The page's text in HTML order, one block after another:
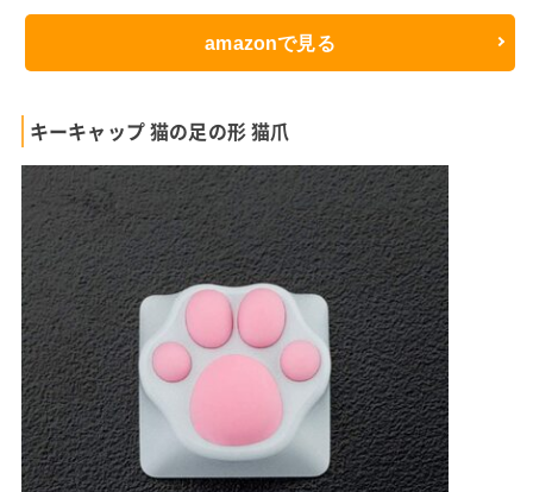
amazonで見る
キーキャップ 猫の足の形 猫爪